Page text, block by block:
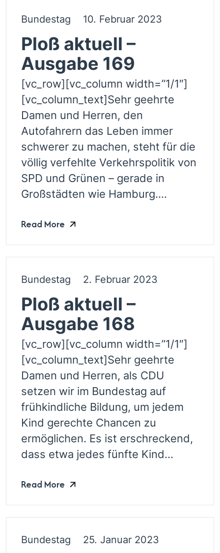
Bundestag 10. Februar 2023
Ploß aktuell –
Ausgabe 169
[vc_row][vc_column width=”1/1″]
[vc_column_text]Sehr geehrte
Damen und Herren, den
Autofahrern das Leben immer
schwerer zu machen, steht für die
völlig verfehlte Verkehrspolitik von
SPD und Grünen – gerade in
Großstädten wie Hamburg....
Read More
Bundestag 2. Februar 2023
Ploß aktuell –
Ausgabe 168
[vc_row][vc_column width=”1/1″]
[vc_column_text]Sehr geehrte
Damen und Herren, als CDU
setzen wir im Bundestag auf
frühkindliche Bildung, um jedem
Kind gerechte Chancen zu
ermöglichen. Es ist erschreckend,
dass etwa jedes fünfte Kind...
Read More
Bundestag 25. Januar 2023